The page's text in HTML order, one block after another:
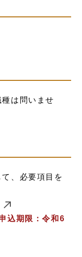
は問いませ
、必要項目を
込期限：令和6